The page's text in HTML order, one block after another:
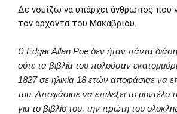
Δε νομίζω να υπάρχει άνθρωπος που
τον άρχοντα του Μακάβριου.
Ο Edgar Allan Poe δεν ήταν πάντα
ούτε τα βιβλία του πολούσαν
1827 σε ηλικία 18 ετών αποφάσισε να
του. Αποφάσισε να επιλέξει το μοντέλο
για το βιβλίο του, την πρώτη του